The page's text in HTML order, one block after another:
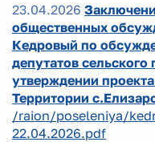
23.04.2026
общественных
Кедровый по
депутатов
утверждении
Территории
/raion/poseleniya/
22.04.2026.pdf